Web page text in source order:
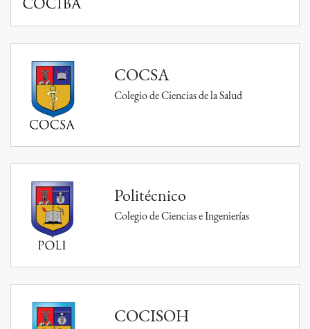
COCSA
Colegio de Ciencias de la Salud
Politécnico
Colegio de Ciencias e Ingenierías
COCISOH